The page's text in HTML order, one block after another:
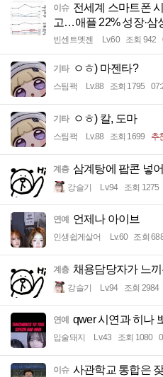
이슈 전세계 스마트폰
고…애플 22% 성장·삼
빈센트멧젠 Lv.60 조회 942
기타 ㅇㅎ) 마젠타?
스팀팩 Lv.88 조회 1795
기타 ㅇㅎ) 칼, 도마
스팀팩 Lv.88 조회 1699 추
계층 삼계탕에 팝콘 넣
강슬기 Lv.94 조회 1275
연예 언제나 아이브
인생쉽게살어 Lv.60 조회
계층 채용담당자가 느
강슬기 Lv.94 조회 2984
연예 qwer 시연과 히나
입술돼지 Lv.43 조회 1080
이슈 사관학교 통합은